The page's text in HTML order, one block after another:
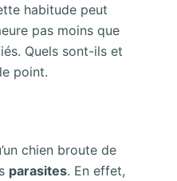
habitude peut
pas moins que
Quels sont-ils et
point.
chien broute de
parasites. En effet,